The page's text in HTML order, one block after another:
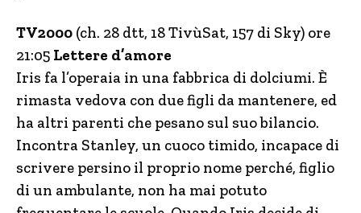
TV2000 (ch. 28 dtt, 18 TivùSat, 157 di Sky) ore
21:05 Lettere d’amore
Iris fa l’operaia in una fabbrica di dolciumi. È
rimasta vedova con due figli da mantenere, ed
ha altri parenti che pesano sul suo bilancio.
Incontra Stanley, un cuoco timido, incapace di
scrivere persino il proprio nome perché, figlio
di un ambulante, non ha mai potuto